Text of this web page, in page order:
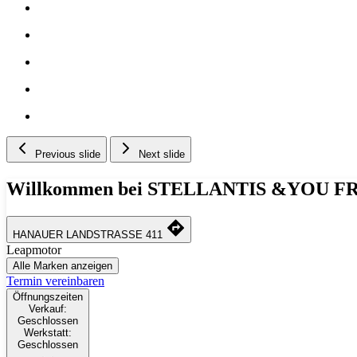
Previous slide Next slide
Willkommen bei STELLANTIS &YOU
HANAUER LANDSTRASSE 411
Leapmotor
Alle Marken anzeigen
Termin vereinbaren
Öffnungszeiten
Verkauf:
Geschlossen
Werkstatt:
Geschlossen